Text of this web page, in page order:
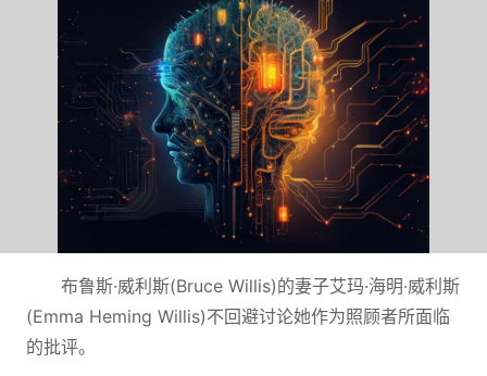
布鲁斯·威利斯(Bruce Willis)的妻子艾玛·海明·威利斯
(Emma Heming Willis)不回避讨论她作为照顾者所面临
的批评。